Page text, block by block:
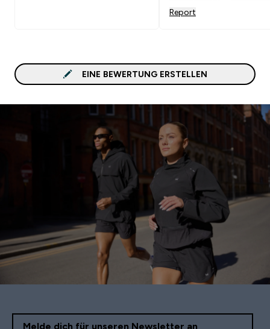
Report
EINE BEWERTUNG ERSTELLEN
Melde dich für unseren Newsletter an